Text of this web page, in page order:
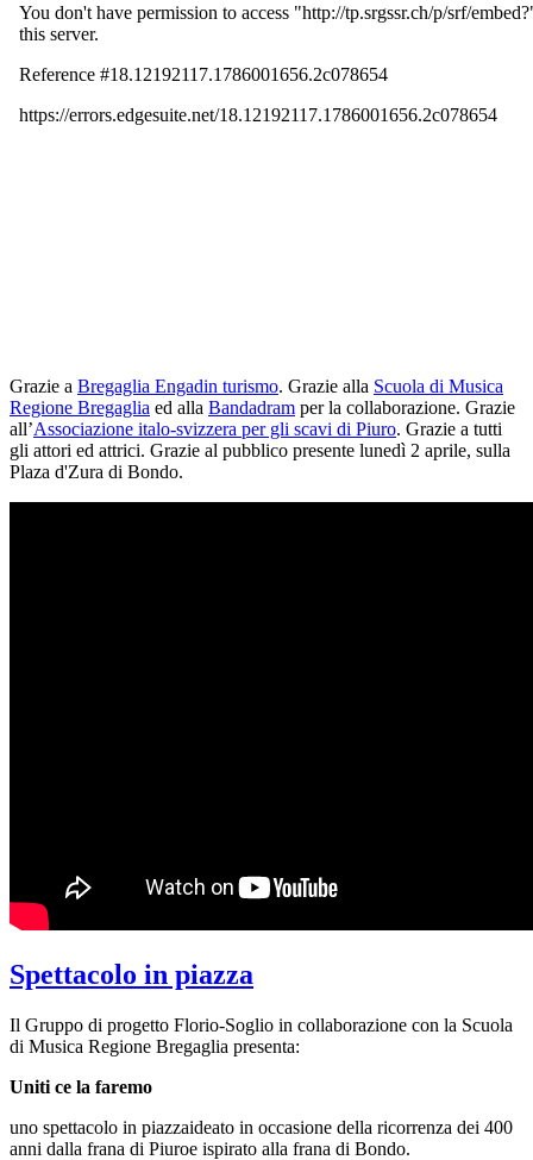
Grazie a Bregaglia Engadin turismo. Grazie alla Scuola di Musica
Regione Bregaglia ed alla Bandadram per la collaborazione. Grazie
all’Associazione italo-svizzera per gli scavi di Piuro. Grazie a tutti
gli attori ed attrici. Grazie al pubblico presente lunedì 2 aprile, sulla
Plaza d'Zura di Bondo.
Spettacolo in piazza
Il Gruppo di progetto Florio-Soglio in collaborazione con la Scuola
di Musica Regione Bregaglia presenta:
Uniti ce la faremo
uno spettacolo in piazzaideato in occasione della ricorrenza dei 400
anni dalla frana di Piuroe ispirato alla frana di Bondo.